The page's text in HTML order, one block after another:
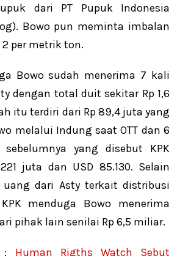
dari PT Pupuk Indonesia
Bowo pun meminta imbalan
2 per metrik ton.
Bowo sudah menerima 7 kali
dengan total duit sekitar Rp 1,6
itu terdiri dari Rp 89,4 juta yang
melalui Indung saat OTT dan 6
sebelumnya yang disebut KPK
juta dan USD 85.130. Selain
uang dari Asty terkait distribusi
menduga Bowo menerima
pihak lain senilai Rp 6,5 miliar.
: Human Rigths Watch Sebut